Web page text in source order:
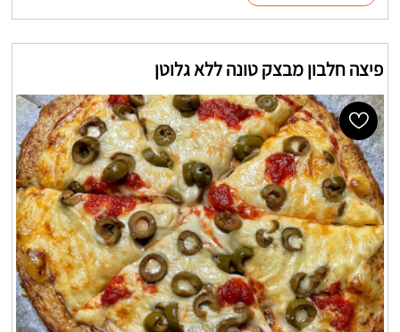
פיצה חלבון מבצק טונה ללא גלוטן